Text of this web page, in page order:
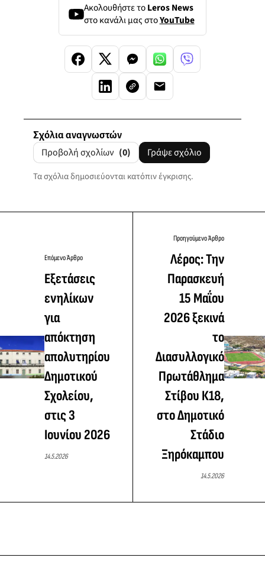
Ακολουθήστε τοLeros News
στο κανάλι μας στοYouTube
Σχόλια αναγνωστών
Προβολή σχολίων (0) Γράψε σχόλιο
Τα σχόλια δημοσιεύονται κατόπιν έγκρισης.
Επόμενο Άρθρο
Εξετάσεις
ενηλίκων
για
απόκτηση
απολυτηρίου
Δημοτικού
Σχολείου,
στις 3
Ιουνίου 2026
14.5.2026
Προηγούμενο Άρθρο
Λέρος: Την
Παρασκευή
15 Μαΐου
2026 ξεκινά
το
Διασυλλογικό
Πρωτάθλημα
Στίβου Κ18,
στο Δημοτικό
Στάδιο
Ξηρόκαμπου
14.5.2026